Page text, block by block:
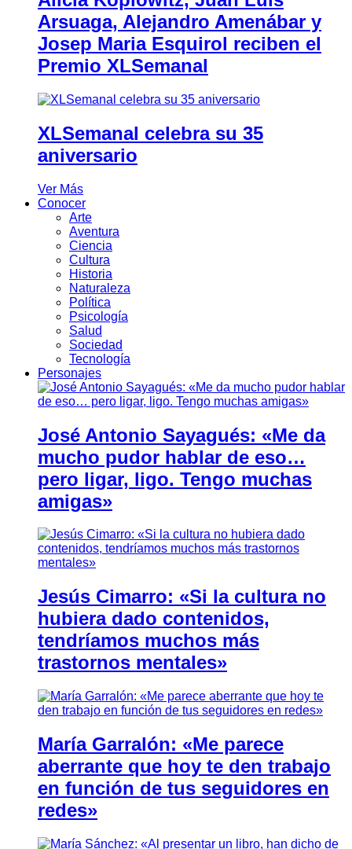
Arsuaga, Alejandro Amenábar y
Josep Maria Esquirol reciben el
Premio XLSemanal
XLSemanal celebra su 35
aniversario
Ver Más
Conocer
Arte
Aventura
Ciencia
Cultura
Historia
Naturaleza
Política
Psicología
Salud
Sociedad
Tecnología
Personajes
José Antonio Sayagués: «Me da
mucho pudor hablar de eso…
pero ligar, ligo. Tengo muchas
amigas»
Jesús Cimarro: «Si la cultura no
hubiera dado contenidos,
tendríamos muchos más
trastornos mentales»
María Garralón: «Me parece
aberrante que hoy te den trabajo
en función de tus seguidores en
redes»